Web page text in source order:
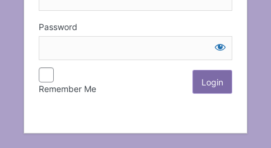
Password
Remember Me